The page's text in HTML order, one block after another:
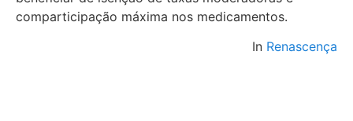
comparticipação máxima nos medicamentos.
In Renascença